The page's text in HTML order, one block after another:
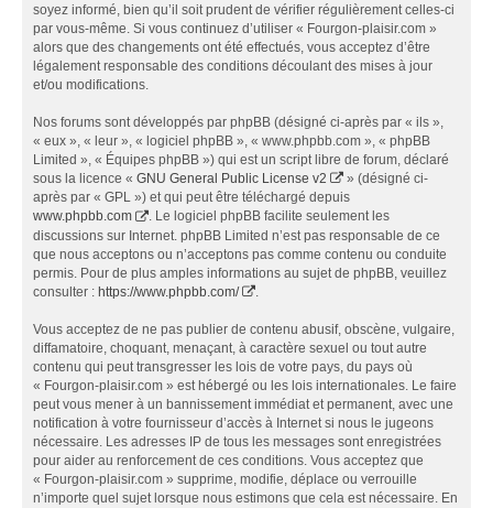
soyez informé, bien qu’il soit prudent de vérifier régulièrement celles-ci
par vous-même. Si vous continuez d’utiliser « Fourgon-plaisir.com »
alors que des changements ont été effectués, vous acceptez d’être
légalement responsable des conditions découlant des mises à jour
et/ou modifications.
Nos forums sont développés par phpBB (désigné ci-après par « ils »,
« eux », « leur », « logiciel phpBB », « www.phpbb.com », « phpBB
Limited », « Équipes phpBB ») qui est un script libre de forum, déclaré
sous la licence « GNU General Public License v2
» (désigné ci-
après par « GPL ») et qui peut être téléchargé depuis
www.phpbb.com
. Le logiciel phpBB facilite seulement les
discussions sur Internet. phpBB Limited n’est pas responsable de ce
que nous acceptons ou n’acceptons pas comme contenu ou conduite
permis. Pour de plus amples informations au sujet de phpBB, veuillez
consulter : https://www.phpbb.com/
Vous acceptez de ne pas publier de contenu abusif, obscène, vulgaire,
diffamatoire, choquant, menaçant, à caractère sexuel ou tout autre
contenu qui peut transgresser les lois de votre pays, du pays où
« Fourgon-plaisir.com » est hébergé ou les lois internationales. Le faire
peut vous mener à un bannissement immédiat et permanent, avec une
notification à votre fournisseur d’accès à Internet si nous le jugeons
nécessaire. Les adresses IP de tous les messages sont enregistrées
pour aider au renforcement de ces conditions. Vous acceptez que
« Fourgon-plaisir.com » supprime, modifie, déplace ou verrouille
n’importe quel sujet lorsque nous estimons que cela est nécessaire. En